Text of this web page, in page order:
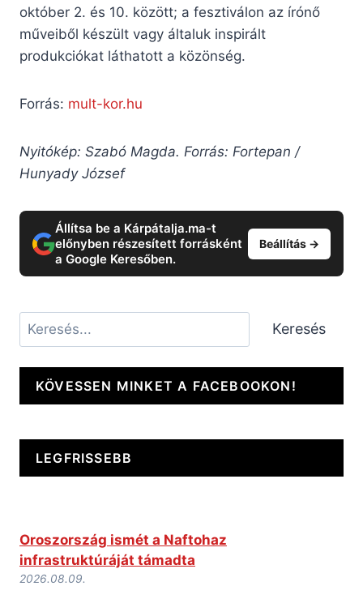
október 2. és 10. között; a fesztiválon az írónő
műveiből készült vagy általuk inspirált
produkciókat láthatott a közönség.
Forrás: mult-kor.hu
Nyitókép: Szabó Magda. Forrás: Fortepan /
Hunyady József
Állítsa be a Kárpátalja.ma-t
előnyben részesített forrásként
a Google Keresőben.
Beállítás →
Keresés Keresés
KÖVESSEN MINKET A FACEBOOKON!
LEGFRISSEBB
Oroszország ismét a Naftohaz
infrastruktúráját támadta
2026.08.09.